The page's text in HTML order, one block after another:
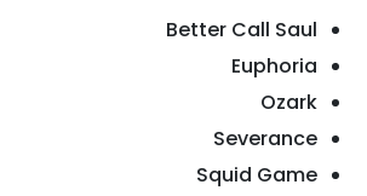
Better Call Saul
Euphoria
Ozark
Severance
Squid Game